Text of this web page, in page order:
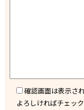
確認画面は表示さ
よろしければチェッ